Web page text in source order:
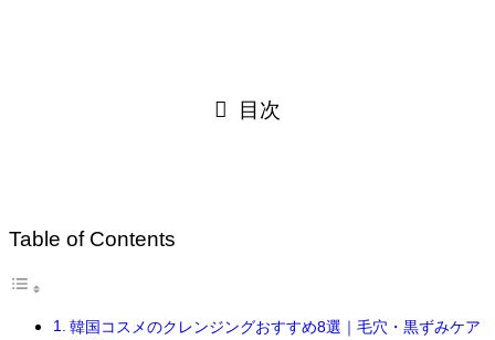
目次
Table of Contents
韓国コスメのクレンジングおすすめ8選｜毛穴・黒ずみケア